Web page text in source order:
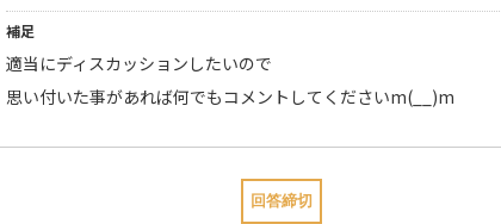
補足
適当にディスカッションしたいので
思い付いた事があれば何でもコメントしてくださいm(__)m